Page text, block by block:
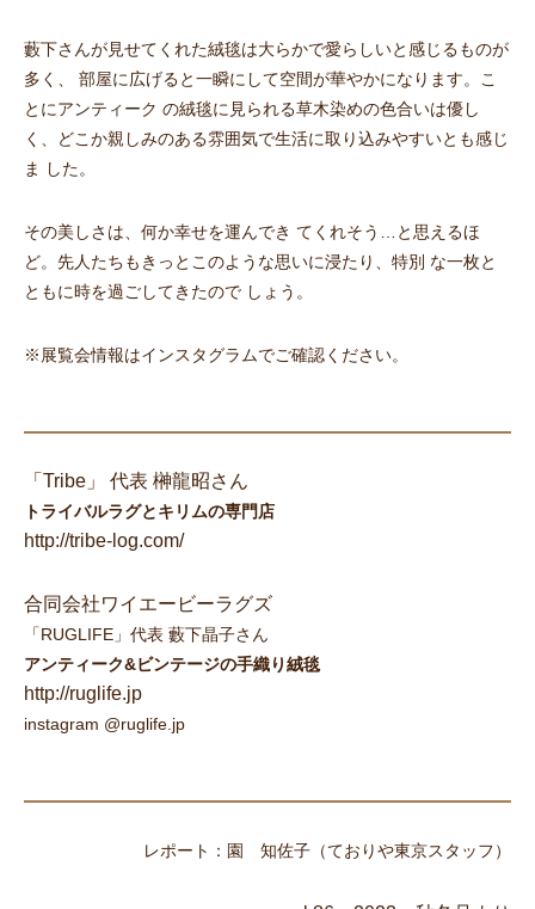
藪下さんが見せてくれた絨毯は大らかで愛らしいと感じるものが
多く、 部屋に広げると一瞬にして空間が華やかになります。こ
とにアンティーク の絨毯に見られる草木染めの色合いは優し
く、どこか親しみのある雰囲気で生活に取り込みやすいとも感じ
ま した。
その美しさは、何か幸せを運んでき てくれそう…と思えるほ
ど。先人たちもきっとこのような思いに浸たり、特別 な一枚と
ともに時を過ごしてきたので しょう。
※展覧会情報はインスタグラムでご確認ください。
「Tribe」 代表 榊龍昭さん
トライバルラグとキリムの専門店
http://tribe-log.com/
合同会社ワイエービーラグズ
「RUGLIFE」代表 藪下晶子さん
アンティーク&ビンテージの手織り絨毯
http://ruglife.jp
instagram @ruglife.jp
レポート：園 知佐子（ておりや東京スタッフ）